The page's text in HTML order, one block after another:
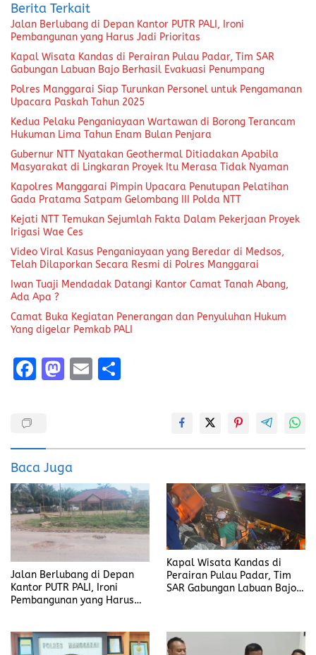
Berita Terkait
Jalan Berlubang di Depan Kantor PUTR PALI, Ironi
Pembangunan yang Harus Jadi Prioritas
Kapal Wisata Kandas di Perairan Pulau Padar, Tim SAR
Gabungan Labuan Bajo Berhasil Evakuasi Penumpang
Polres Manggarai Siap Turunkan Personel untuk Pengamanan
Upacara Paskah Tahun 2025
Kedua Pelaku Penganiayaan Wartawan di Borong Terancam
Hukuman Lima Tahun Enam Bulan Penjara
Gubernur NTT Nyatakan Geothermal Ditiadakan Apabila
Masyarakat di Lingkaran Proyek Itu Merasa Tidak Nyaman
Kapolres Manggarai Pimpin Upacara Penutupan Pelatihan
Gada Pratama Satpam Gelombang III Polda NTT
Kejati NTT Temukan Sejumlah Fakta Dalam Pekerjaan Proyek
Irigasi Wae Ces
Video Viral Kasus Penganiayaan yang Beredar di Medsos,
Telah Dilaporkan Secara Resmi di Polres Manggarai
Iwan Tuaji Mendadak Datangi Kantor Camat Tanah Abang,
Ada Apa ?
Camat Buka Kegiatan Penerangan dan Penyuluhan Hukum
Yang digelar Pemkab PALI
F
o
o
k
M
d
o
n
E
Baca Juga
Jalan Berlubang di Depan
Kantor PUTR PALI, Ironi
Pembangunan yang Harus
Kapal Wisata Kandas di
Perairan Pulau Padar, Tim
SAR Gabungan Labuan Bajo